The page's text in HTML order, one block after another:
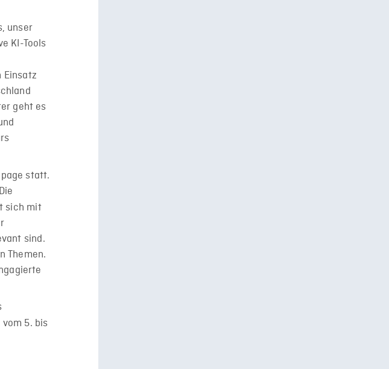
unser
KI-Tools
Einsatz
geht es
statt.
sich mit
sind.
Themen.
5. bis